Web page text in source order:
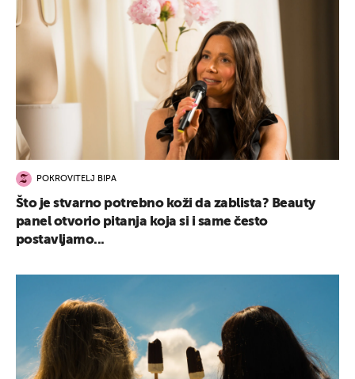
POKROVITELJ BIPA
Što je stvarno potrebno koži da zablista? Beauty
panel otvorio pitanja koja si i same često
postavljamo...